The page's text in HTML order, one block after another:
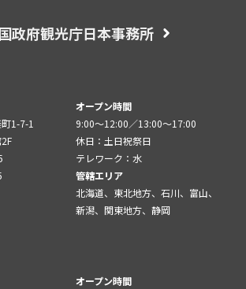
政府観光庁日本事務所
1-7-1
オープン時間
9:00～12:00／13:00～17:00
休日：土日祝祭日
テレワーク：水
管轄エリア
北海道、東北地方、石川、富山、
新潟、関東地方、静岡
オープン時間